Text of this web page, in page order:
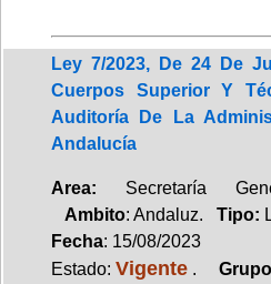
Ley 7/2023, De 24 De
Cuerpos Superior Y
Auditoría De La
Andalucía
Area: Secretaría
Ambito: Andaluz. Tipo:
Fecha: 15/08/2023
Estado: Vigente .